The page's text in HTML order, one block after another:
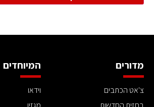
מדורים
צ'אט הכתבים
המיוחדים
וידאו